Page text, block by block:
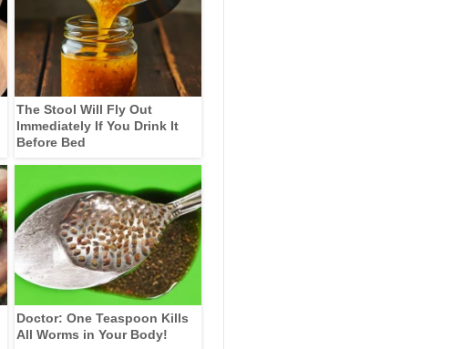
The Stool Will Fly Out
Immediately If You Drink It
Before Bed
Doctor: One Teaspoon Kills
All Worms in Your Body!